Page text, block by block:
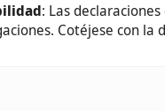
: Las
Cotéjese con la